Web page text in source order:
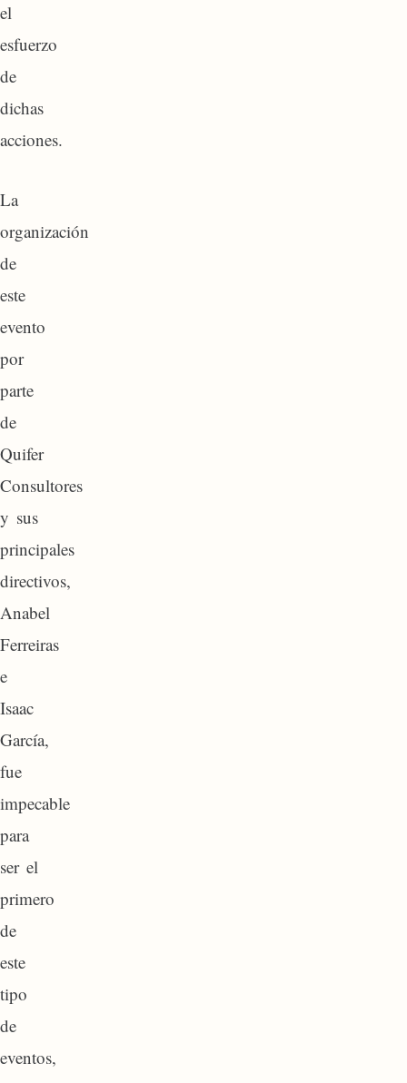
el
esfuerzo
de
dichas
acciones.
La
organización
de
este
evento
por
parte
de
Quifer
Consultores
y sus
principales
directivos,
Anabel
Ferreiras
e
Isaac
García,
fue
impecable
para
ser el
primero
de
este
tipo
de
eventos,